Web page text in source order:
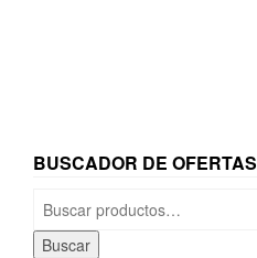
BUSCADOR DE OFERTAS
Buscar
por:
Buscar